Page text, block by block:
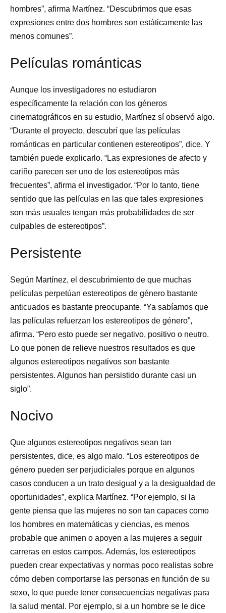
hombres”, afirma Martínez. “Descubrimos que esas
expresiones entre dos hombres son estáticamente las
menos comunes”.
Películas románticas
Aunque los investigadores no estudiaron
específicamente la relación con los géneros
cinematográficos en su estudio, Martínez sí observó algo.
“Durante el proyecto, descubrí que las películas
románticas en particular contienen estereotipos”, dice. Y
también puede explicarlo. “Las expresiones de afecto y
cariño parecen ser uno de los estereotipos más
frecuentes”, afirma el investigador. “Por lo tanto, tiene
sentido que las películas en las que tales expresiones
son más usuales tengan más probabilidades de ser
culpables de estereotipos”.
Persistente
Según Martínez, el descubrimiento de que muchas
películas perpetúan estereotipos de género bastante
anticuados es bastante preocupante. “Ya sabíamos que
las películas refuerzan los estereotipos de género”,
afirma. “Pero esto puede ser negativo, positivo o neutro.
Lo que ponen de relieve nuestros resultados es que
algunos estereotipos negativos son bastante
persistentes. Algunos han persistido durante casi un
siglo”.
Nocivo
Que algunos estereotipos negativos sean tan
persistentes, dice, es algo malo. “Los estereotipos de
género pueden ser perjudiciales porque en algunos
casos conducen a un trato desigual y a la desigualdad de
oportunidades”, explica Martínez. “Por ejemplo, si la
gente piensa que las mujeres no son tan capaces como
los hombres en matemáticas y ciencias, es menos
probable que animen o apoyen a las mujeres a seguir
carreras en estos campos. Además, los estereotipos
pueden crear expectativas y normas poco realistas sobre
cómo deben comportarse las personas en función de su
sexo, lo que puede tener consecuencias negativas para
la salud mental. Por ejemplo, si a un hombre se le dice